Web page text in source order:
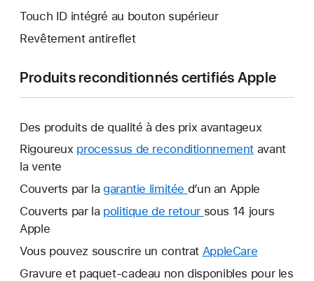
Touch ID intégré au bouton supérieur
Revêtement antireflet
Produits reconditionnés certifiés Apple
Des produits de qualité à des prix avantageux
Rigoureux processus de reconditionnement avant
la vente
Couverts par la garantie limitée Une
nouvelle
d’un an Apple
Couverts par la politique de retour Une
fenêtre
sous 14 jours
Apple
Vous pouvez souscrire un contrat AppleCare
nouvelle
Gravure et paquet-cadeau non disponibles pour les